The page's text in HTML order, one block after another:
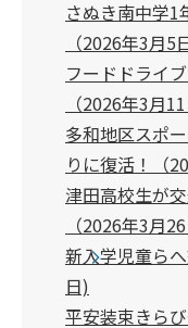
さぬき南中学1
（2026年3月5
フードドライ
（2026年3月11
多和地区スポ
りに復活！（
津田高校生が
（2026年3月26
新入学児童ら
日)
平安装束きら